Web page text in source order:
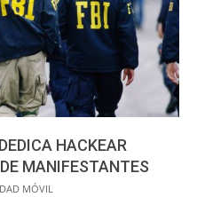
HACKEAR
MANIFESTANTES
MÓVIL